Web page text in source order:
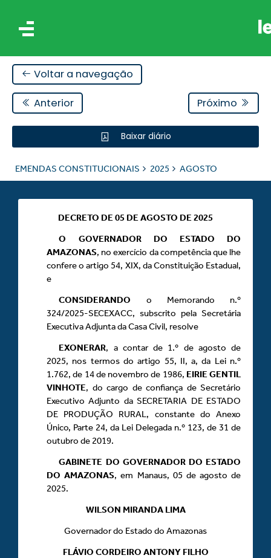
Voltar a navegação
Anterior Próximo
Baixar diário
EMENDAS CONSTITUCIONAIS 2025 AGOSTO
DECRETO DE 05 DE AGOSTO DE 2025
O
GOVERNADOR DO ESTADO DO
AMAZONAS, no exercício da competência que lhe
confere o artigo 54, XIX, da Constituição Estadual,
e
CONSIDERANDO o Memorando n.º
324/2025-SECEXACC, subscrito pela Secretária
Executiva Adjunta da Casa Civil, resolve
EXONERAR, a contar de 1.º de agosto de
2025, nos termos do artigo 55, II, a, da Lei n.º
1.762, de 14 de novembro de 1986, EIRIE GENTIL
VINHOTE, do cargo de confiança de Secretário
Executivo Adjunto da SECRETARIA DE ESTADO
DE PRODUÇÃO RURAL, constante do Anexo
Único, Parte 24, da Lei Delegada n.º 123, de 31 de
outubro de 2019.
GABINETE DO GOVERNADOR DO ESTADO
DO AMAZONAS, em Manaus, 05 de agosto de
2025.
WILSON MIRANDA LIMA
Governador do Estado do Amazonas
FLÁVIO CORDEIRO ANTONY FILHO